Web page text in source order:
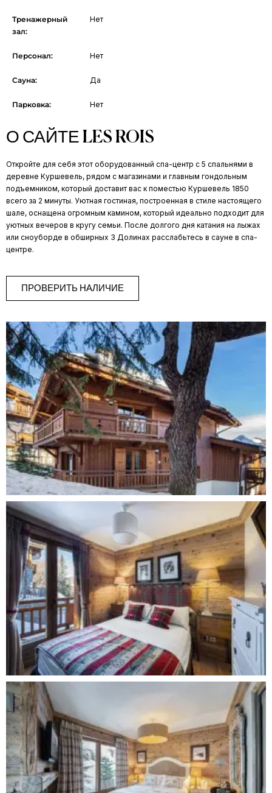
Тренажерный
зал:
Нет
Персонал: Нет
Сауна: Да
Парковка: Нет
О САЙТЕ LES ROIS
Откройте для себя этот оборудованный спа-центр с 5 спальнями в
деревне Куршевель, рядом с магазинами и главным гондольным
подъемником, который доставит вас к поместью Куршевель 1850
всего за 2 минуты. Уютная гостиная, построенная в стиле настоящего
шале, оснащена огромным камином, который идеально подходит для
уютных вечеров в кругу семьи. После долгого дня катания на лыжах
или сноуборде в обширных 3 Долинах расслабьтесь в сауне в спа-
центре.
ПРОВЕРИТЬ НАЛИЧИЕ